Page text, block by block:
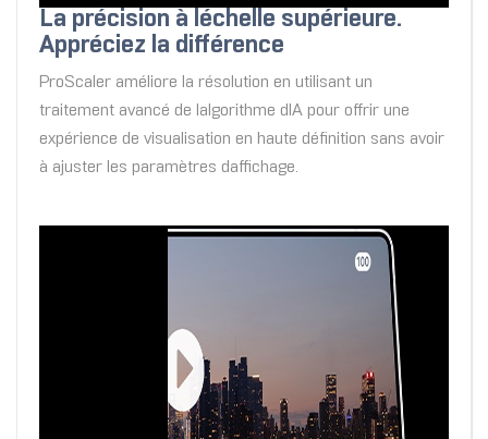
La précision à léchelle supérieure.
Appréciez la différence
ProScaler améliore la résolution en utilisant un
traitement avancé de lalgorithme dIA pour offrir une
expérience de visualisation en haute définition sans avoir
à ajuster les paramètres daffichage.